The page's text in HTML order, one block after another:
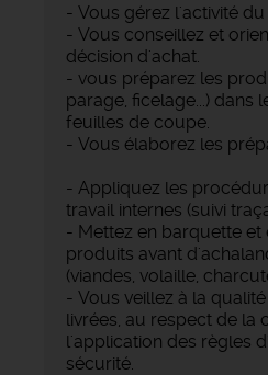
- Vous gérez l'activité
- Vous conseillez et
décision d'achat.
- vous préparez les
parage, ficelage...) dans
feuilles de coupe.
- Vous élaborez les
- Appliquez les
travail internes (suivi
- Mettez en barquette et
produits avant
(viandes, volaille,
- Vous veillez à la
livrées, au respect de la
l'application des règles
sécurité.